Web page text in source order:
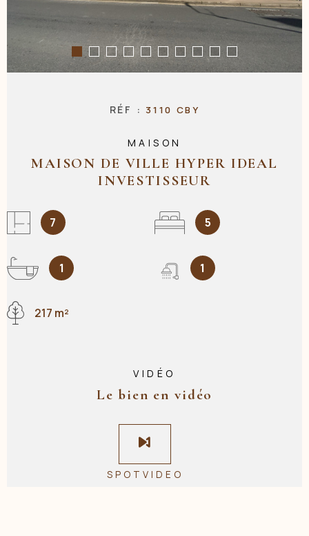
NOS
RÉF : 3110 CBY
MAISON
MAISON DE VILLE HYPER IDEAL
INVESTISSEUR
7 5
1 1
217 m²
VIDÉO
Le bien en vidéo
SPOTVIDEO